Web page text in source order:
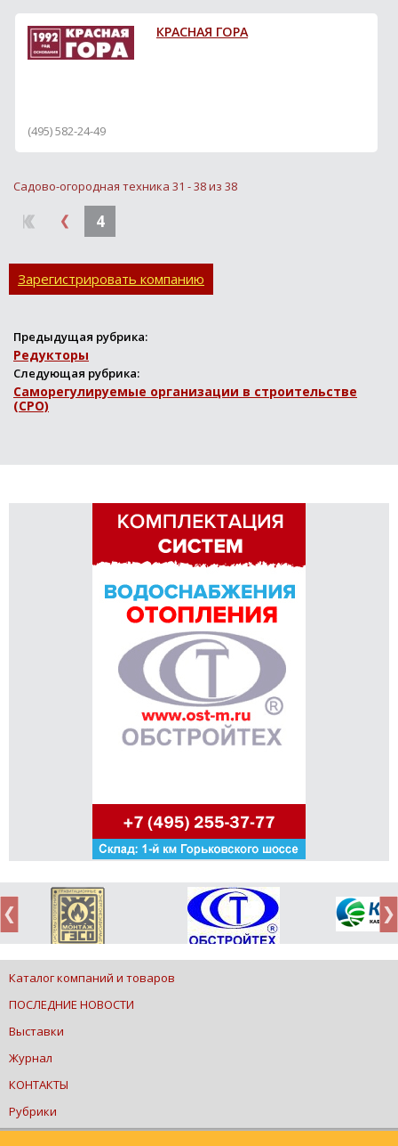
КРАСНАЯ ГОРА
(495) 582-24-49
Садово-огородная техника 31 - 38 из 38
4
Зарегистрировать компанию
Предыдущая рубрика:
Редукторы
Следующая рубрика:
Саморегулируемые организации в строительстве
(СРО)
Каталог компаний и товаров
ПОСЛЕДНИЕ НОВОСТИ
Выставки
Журнал
КОНТАКТЫ
Рубрики